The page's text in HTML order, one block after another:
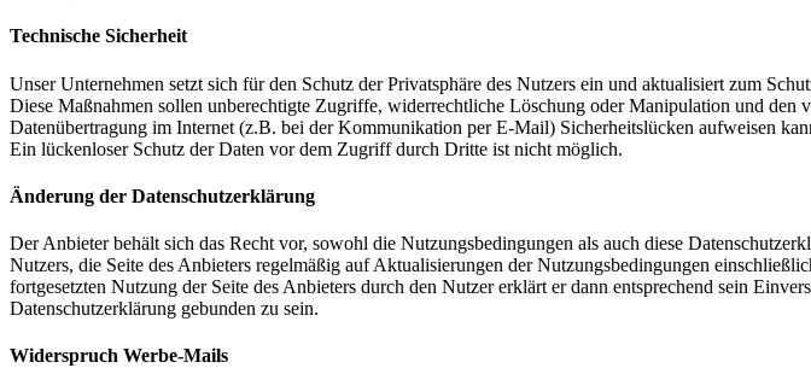
Technische Sicherheit
Unser Unternehmen setzt sich für den Schutz der Privatsphäre des Nutzers ein und aktualisiert zum
Diese Maßnahmen sollen unberechtigte Zugriffe, widerrechtliche Löschung oder Manipulation und den
Datenübertragung im Internet (z.B. bei der Kommunikation per E-Mail) Sicherheitslücken aufweisen
Ein lückenloser Schutz der Daten vor dem Zugriff durch Dritte ist nicht möglich.
Änderung der Datenschutzerklärung
Der Anbieter behält sich das Recht vor, sowohl die Nutzungsbedingungen als auch diese
Nutzers, die Seite des Anbieters regelmäßig auf Aktualisierungen der Nutzungsbedingungen
fortgesetzten Nutzung der Seite des Anbieters durch den Nutzer erklärt er dann entsprechend sein
Datenschutzerklärung gebunden zu sein.
Widerspruch Werbe-Mails